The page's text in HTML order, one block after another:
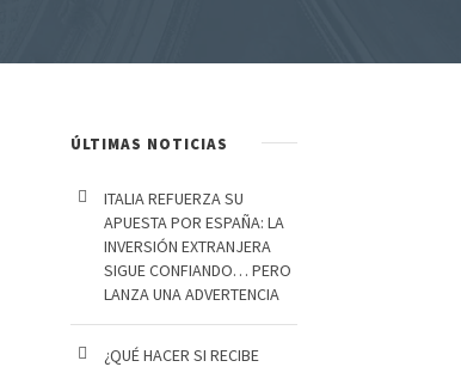
ÚLTIMAS NOTICIAS
ITALIA REFUERZA SU
APUESTA POR ESPAÑA: LA
INVERSIÓN EXTRANJERA
SIGUE CONFIANDO… PERO
LANZA UNA ADVERTENCIA
¿QUÉ HACER SI RECIBE